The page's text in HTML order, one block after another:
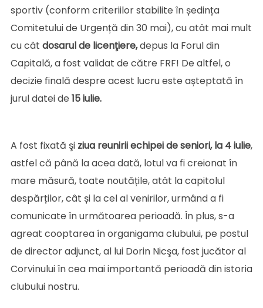
sportiv (conform criteriilor stabilite în ședința
Comitetului de Urgență din 30 mai), cu atât mai mult
cu cât dosarul de licenţiere,depus la Forul din
Capitală, a fost validat de către FRF! De altfel, o
decizie finală despre acest lucru este așteptată în
jurul datei de 15 iulie.
A fost fixată şi ziua reunirii echipei de seniori, la 4 iulie,
astfel că până la acea dată, lotul va fi creionat în
mare măsură, toate noutățile, atât la capitolul
despărților, cât și la cel al venirilor, urmând a fi
comunicate în următoarea perioadă. În plus, s-a
agreat cooptarea în organigama clubului, pe postul
de director adjunct, al lui Dorin Nicşa, fost jucător al
Corvinului în cea mai importantă perioadă din istoria
clubului nostru.